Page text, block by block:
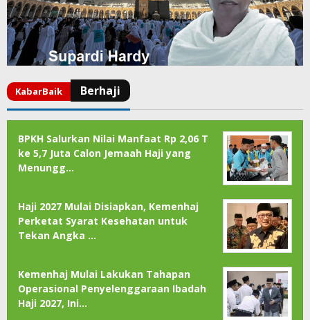
BPKH Salurkan Nilai Manfaat Rp 2,06 T
ke 5,7 Juta Calon Jemaah Haji yang
Menungg…
Haji 2027 Mulai Disiapkan, Kemenhaj
Perketat Syarat Kesehatan untuk
Tekan Angka …
Kemenhaj Mulai Lakukan Tahapan
Operasional Penyelenggaraan Ibadah
Haji 2027, Ini…